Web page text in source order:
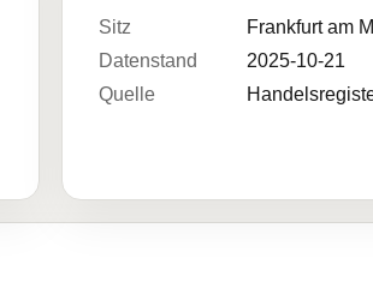
Sitz
Frankfurt am
Datenstand
2025-10-21
Quelle